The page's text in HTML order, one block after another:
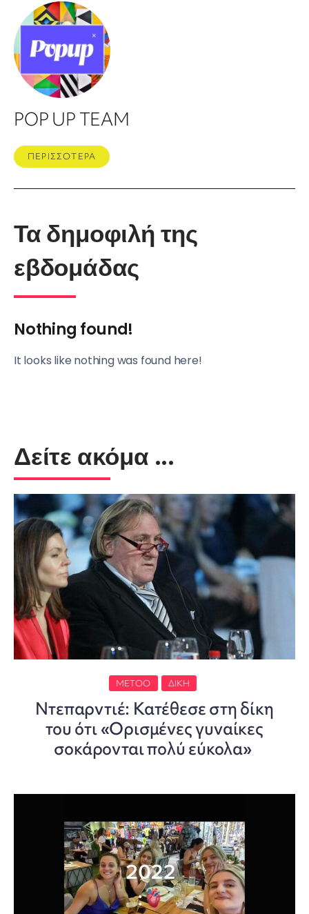
POP UP TEAM
ΠΕΡΙΣΣΟΤΕΡΑ
Τα δημοφιλή της
εβδομάδας
Nothing found!
It looks like nothing was found here!
Δείτε ακόμα ...
METOO ΔΊΚΗ
Ντεπαρντιέ: Κατέθεσε στη δίκη
του ότι «Ορισμένες γυναίκες
σοκάρονται πολύ εύκολα»